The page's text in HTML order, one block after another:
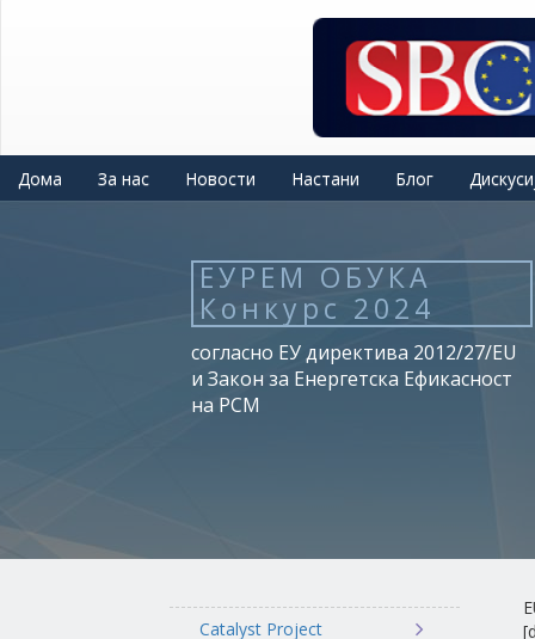
Дома За нас Новости Настани Блог
ЕУРЕМ ОБУКА
Конкурс 2024
согласно ЕУ директива 2012/27/EU
и Закон за Енергетска Ефикасност
на РСМ
Catalyst Project